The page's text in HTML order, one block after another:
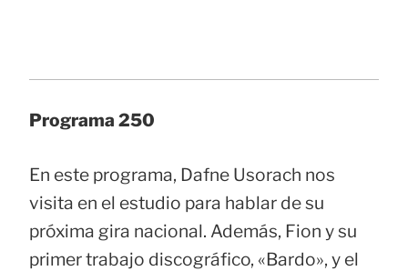
Programa 250
En este programa, Dafne Usorach nos
visita en el estudio para hablar de su
próxima gira nacional. Además, Fion y su
primer trabajo discográfico, «Bardo», y el